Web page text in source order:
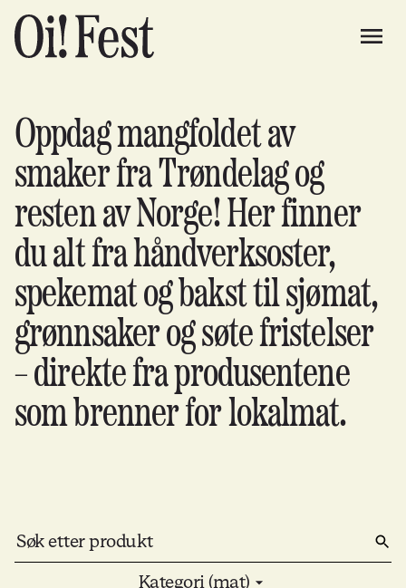
Oppdag mangfoldet av
smaker fra Trøndelag og
resten av Norge! Her finner
du alt fra håndverksoster,
spekemat og bakst til sjømat,
grønnsaker og søte fristelser
– direkte fra produsentene
som brenner for lokalmat.
Kategori (mat)